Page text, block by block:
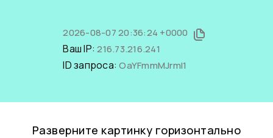
2026-08-07 20:36:24 +0000
Ваш IP:216.73.216.241
ID запроса:OaYFmmMJrmI1
Разверните картинку горизонтально